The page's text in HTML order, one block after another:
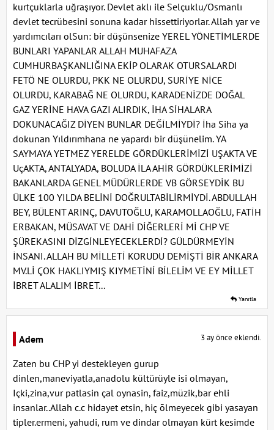
kurtçuklarla uğraşıyor. Devlet aklı ile Selçuklu/Osmanlı
devlet tecrübesini sonuna kadar hissettiriyorlar. Allah yar ve
yardımcıları olSun: bir düşünsenize YEREL YÖNETİMLERDE
BUNLARI YAPANLAR ALLAH MUHAFAZA
CUMHURBAŞKANLIĞINA EKİP OLARAK OTURSALARDI
FETÖ NE OLURDU, PKK NE OLURDU, SURİYE NİCE
OLURDU, KARABAĞ NE OLURDU, KARADENİZDE DOĞAL
GAZ YERİNE HAVA GAZI ALIRDIK, İHA SİHALARA
DOKUNACAĞIZ DİYEN BUNLAR DEĞİLMİYDİ? İha Siha ya
dokunan Yıldırımhana ne yapardı bir düşünelim. YA
SAYMAYA YETMEZ YERELDE GÖRDÜKLERİMİZİ UŞAKTA VE
UçAKTA, ANTALYADA, BOLUDA İLA AHİR GÖRDÜKLERİMİZİ
BAKANLARDA GENEL MÜDÜRLERDE VB GÖRSEYDİK BU
ÜLKE 100 YILDA BELİNİ DOĞRULTABİLİRMİYDİ. ABDULLAH
BEY, BÜLENT ARINÇ, DAVUTOĞLU, KARAMOLLAOĞLU, FATİH
ERBAKAN, MÜSAVAT VE DAHİ DİĞERLERİ Mİ CHP VE
ŞÜREKASINI DİZGİNLEYECEKLERDİ? GÜLDÜRMEYİN
İNSANI. ALLAH BU MİLLETİ KORUDU DEMİŞTİ BİR ANKARA
MV.Lİ ÇOK HAKLIYMIŞ KIYMETİNİ BİLELİM VE EY MİLLET
İBRET ALALIM İBRET...
Yanıtla
Adem 3 ay önce eklendi.
Zaten bu CHP yi destekleyen gurup
dinlen,maneviyatla,anadolu kültürüyle isi olmayan,
Içki,zina,vur patlasin çal oynasin, faiz,müzik,bar ehli
insanlar..Allah c.c hidayet etsin, hiç ōlmeyecek gibi yasayan
tipler.ermeni, yahudi, rum ve dindar olmayan kürt kesimde